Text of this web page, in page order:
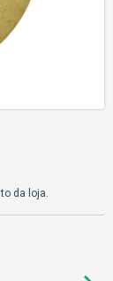
da loja.